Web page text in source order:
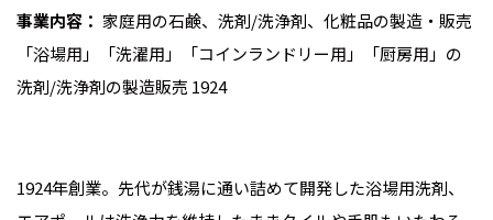
事業内容： 家庭用の石鹸、洗剤/洗浄剤、化粧品の製造・販売
「浴場用」「洗濯用」「コインランドリー用」「厨房用」の
洗剤/洗浄剤の製造販売 1924
1924年創業。先代が銭湯に通い詰めて開発した浴場用洗剤、